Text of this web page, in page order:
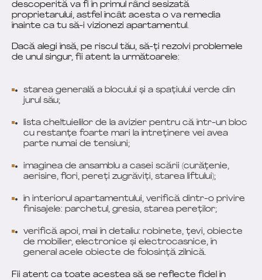
descoperită va fi în primul rând sesizată
proprietarului, astfel încât acesta o va remedia
înainte ca tu să-i vizionezi apartamentul.
Dacă alegi însă, pe riscul tău, să-ți rezolvi problemele
de unul singur, fii atent la următoarele:
starea generală a blocului și a spațiului verde din
jurul său;
lista cheltuielilor de la avizier pentru că într-un bloc
cu restanțe foarte mari la întreținere vei avea
parte numai de tensiuni;
imaginea de ansamblu a casei scării (curățenie,
aerisire, flori, pereți zugrăviți, starea liftului);
în interiorul apartamentului, verifică dintr-o privire
finisajele: parchetul, gresia, starea pereților;
verifică apoi, mai în detaliu: robinete, țevi, obiecte
de mobilier, electronice și electrocasnice, în
general acele obiecte de folosință zilnică.
Fii atent ca toate acestea să se reflecte fidel în